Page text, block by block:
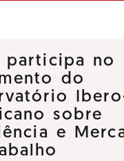
participa no
do
sobre
e